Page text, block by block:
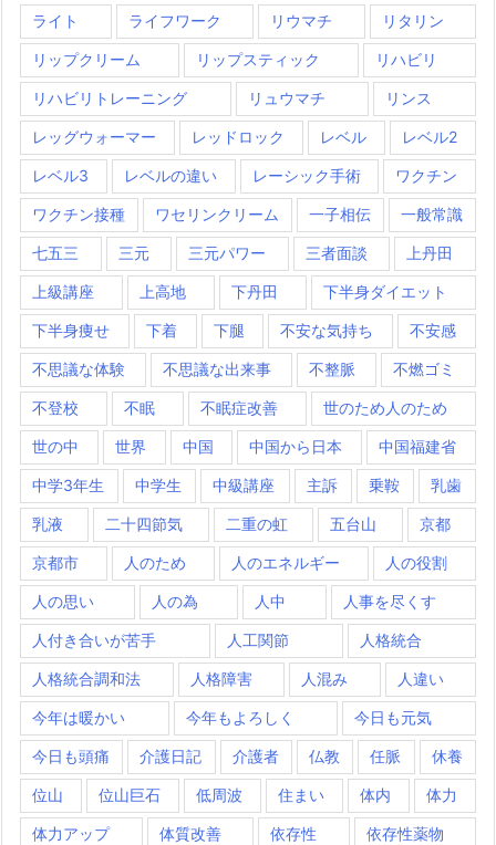
ライト ライフワーク リウマチ リタリン
リップクリーム リップスティック リハビリ
リハビリトレーニング リュウマチ リンス
レッグウォーマー レッドロック レベル レベル2
レベル3 レベルの違い レーシック手術 ワクチン
ワクチン接種 ワセリンクリーム 一子相伝 一般常識
七五三 三元 三元パワー 三者面談 上丹田
上級講座 上高地 下丹田 下半身ダイエット
下半身痩せ 下着 下腿 不安な気持ち 不安感
不思議な体験 不思議な出来事 不整脈 不燃ゴミ
不登校 不眠 不眠症改善 世のため人のため
世の中 世界 中国 中国から日本 中国福建省
中学3年生 中学生 中級講座 主訴 乗鞍 乳歯
乳液 二十四節気 二重の虹 五台山 京都
京都市 人のため 人のエネルギー 人の役割
人の思い 人の為 人中 人事を尽くす
人付き合いが苦手 人工関節 人格統合
人格統合調和法 人格障害 人混み 人違い
今年は暖かい 今年もよろしく 今日も元気
今日も頭痛 介護日記 介護者 仏教 任脈 休養
位山 位山巨石 低周波 住まい 体内 体力
体力アップ 体質改善 依存性 依存性薬物